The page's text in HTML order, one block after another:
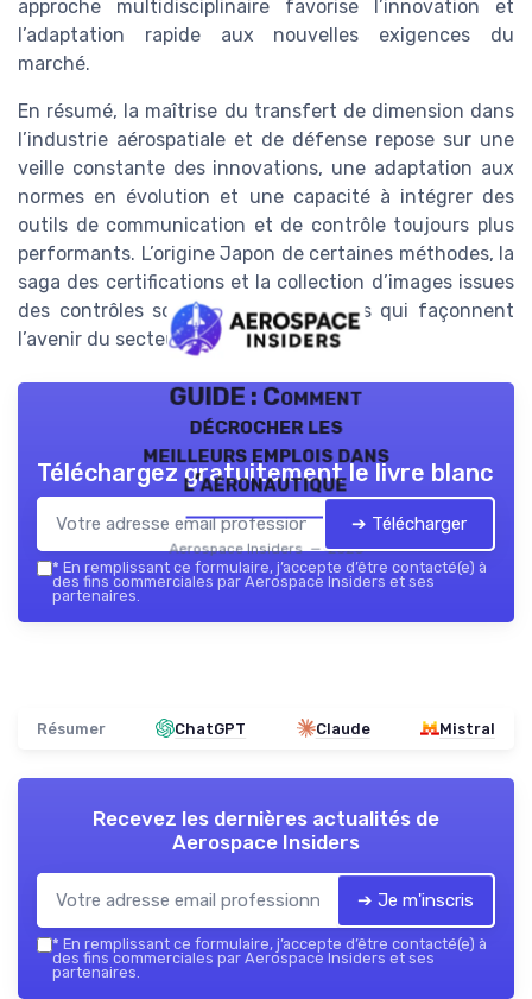
approche multidisciplinaire favorise l’innovation et
l’adaptation rapide aux nouvelles exigences du
marché.
En résumé, la maîtrise du transfert de dimension dans
l’industrie aérospatiale et de défense repose sur une
veille constante des innovations, une adaptation aux
normes en évolution et une capacité à intégrer des
outils de communication et de contrôle toujours plus
performants. L’origine Japon de certaines méthodes, la
saga des certifications et la collection d’images issues
des contrôles sont autant d’éléments qui façonnent
l’avenir du secteur.
GUIDE : Comment
décrocher les
meilleurs emplois dans
l’aéronautique
Aerospace Insiders — 2026
Téléchargez gratuitement le livre blanc
➔ Télécharger
* En remplissant ce formulaire, j’accepte d’être contacté(e) à
des fins commerciales par Aerospace Insiders et ses
partenaires.
Résumer ChatGPT Claude Mistral
Recevez les dernières actualités de
Aerospace Insiders
➔ Je m'inscris
* En remplissant ce formulaire, j’accepte d’être contacté(e) à
des fins commerciales par Aerospace Insiders et ses
partenaires.